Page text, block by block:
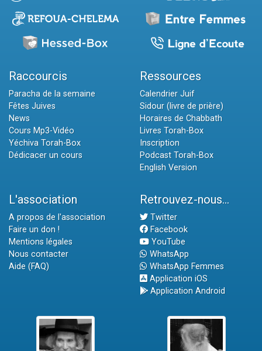
Raccourcis
Paracha de la semaine
Fêtes Juives
News
Cours Mp3-Vidéo
Yéchiva Torah-Box
Dédicacer un cours
Ressources
Calendrier Juif
Sidour (livre de prière)
Horaires de Chabbath
Livres Torah-Box
Inscription
Podcast Torah-Box
English Version
L'association
A propos de l'association
Faire un don !
Mentions légales
Nous contacter
Aide (FAQ)
Retrouvez-nous...
Twitter
Facebook
YouTube
WhatsApp
WhatsApp Femmes
Application iOS
Application Android